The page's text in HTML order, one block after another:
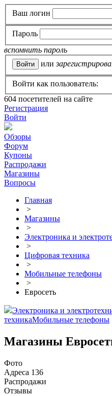
Ваш логин
Пароль
вспомнить пароль
или
Войти как пользователь:
604 посетителей на сайте
Регистрация
Войти
Обзоры
Форум
Купоны
Распродажи
Магазины
Вопросы
Главная
>
Магазины
>
Электроника и
>
Цифровая техника
>
Мобильные телефоны
>
Евросеть
Электроника и
техникаМобильные телефоны
Магазины
Фото
Адреса 136
Распродажи
Отзывы